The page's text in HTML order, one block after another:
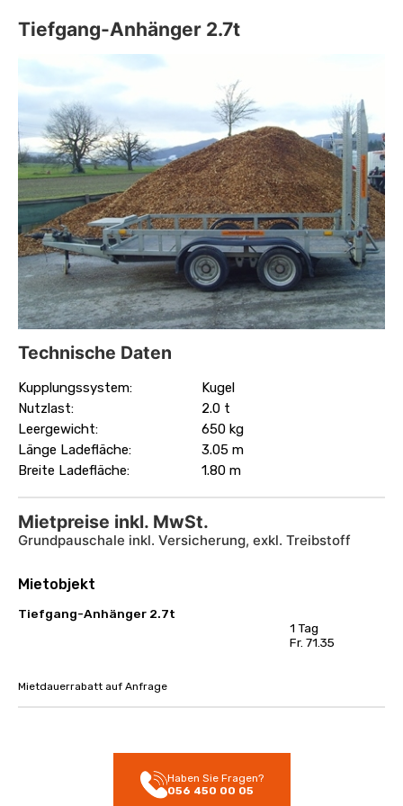
Tiefgang-Anhänger 2.7t
Technische Daten
Kupplungssystem:
Kugel
Nutzlast:
2.0 t
Leergewicht:
650 kg
Länge Ladefläche:
3.05 m
Breite Ladefläche:
1.80 m
Mietpreise inkl. MwSt.
Grundpauschale inkl. Versicherung, exkl. Treibstoff
Mietobjekt
Tiefgang-Anhänger 2.7t
1 Tag
Fr. 71.35
Mietdauerrabatt auf Anfrage
Haben Sie Fragen?
056 450 00 05